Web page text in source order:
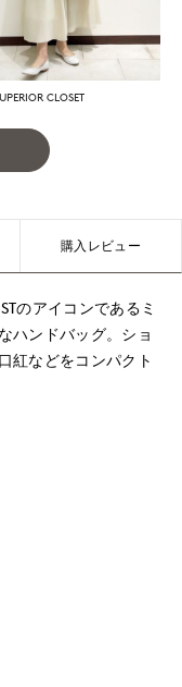
CLOSET
購入レビュー
のアイコンであるミ
ハンドバッグ。ショ
紅などをコンパクト